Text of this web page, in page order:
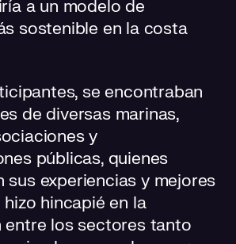
a un modelo de
sostenible en la costa
se encontraban
de diversas marinas,
y
públicas, quienes
sus experiencias y mejores
hincapié en la
entre los sectores tanto